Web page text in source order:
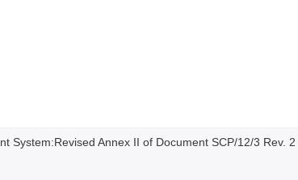
System:Revised Annex II of Document SCP/12/3 Rev. 2